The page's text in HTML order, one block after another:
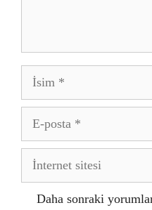
İsim
posta
İnternet
Daha sonraki